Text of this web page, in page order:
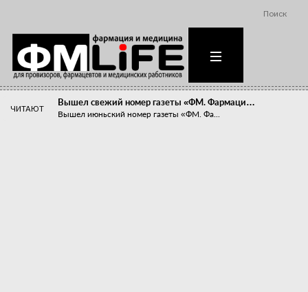
Поиск
ЧИТАЮТ
Вышел свежий номер газеты «ФМ. Фармаци…
Вышел июньский номер газеты «ФМ. Фа...